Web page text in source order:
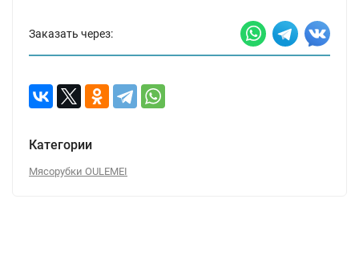
Заказать через:
Категории
Мясорубки OULEMEI